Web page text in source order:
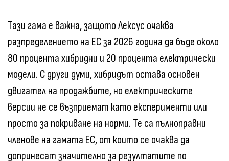
Тази гама е важна, защото Лексус очаква
разпределението на ЕС за 2026 година да бъде около
80 процента хибридни и 20 процента електрически
модели. С други думи, хибридът остава основен
двигател на продажбите, но електрическите
версии не се възприемат като експерименти или
просто за покриване на норми. Те са пълноправни
членове на гамата ЕС, от които се очаква да
допринесат значително за резултатите по